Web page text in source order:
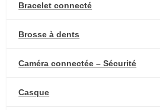
Bracelet connecté
Brosse à dents
Caméra connectée – Sécurité
Casque